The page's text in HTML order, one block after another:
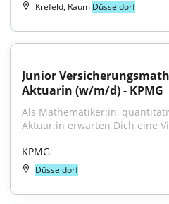
Krefeld, Raum Düsseldorf
Junior
Aktuarin (w/m/d) - KPMG
Als Mathematiker:in,
Aktuar:in erwarten Dich eine
KPMG
Düsseldorf